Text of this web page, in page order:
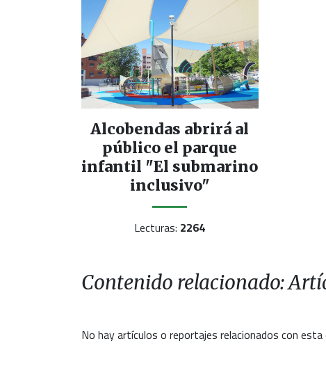
Alcobendas abrirá al
público el parque
infantil "El submarino
inclusivo"
Lecturas: 2264
Contenido relacionado:
No hay artículos o reportajes relacionados con esta